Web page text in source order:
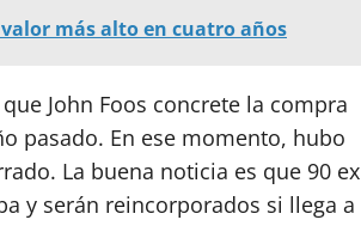
más alto en cuatro años
John Foos concrete la compra
pasado. En ese momento, hubo
La buena noticia es que 90 ex
y serán reincorporados si llega a